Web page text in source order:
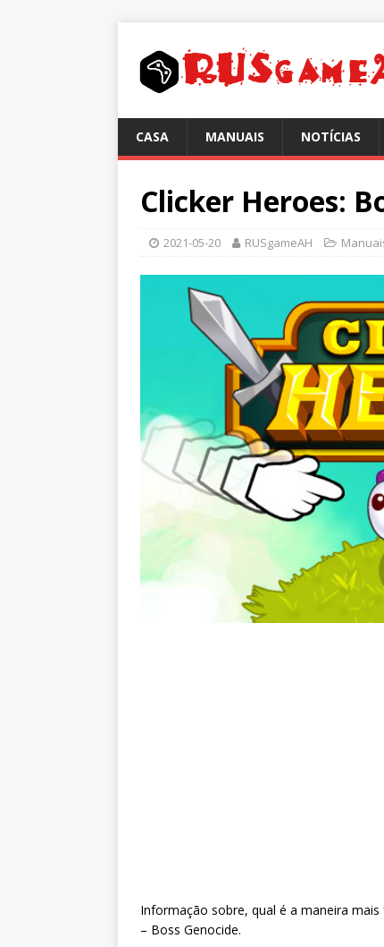
CASA MANUAIS NOTÍCIAS
Clicker Heroes:
2021-05-20 RUSgameAH
Informação sobre, qual é a maneira
– Boss Genocide.